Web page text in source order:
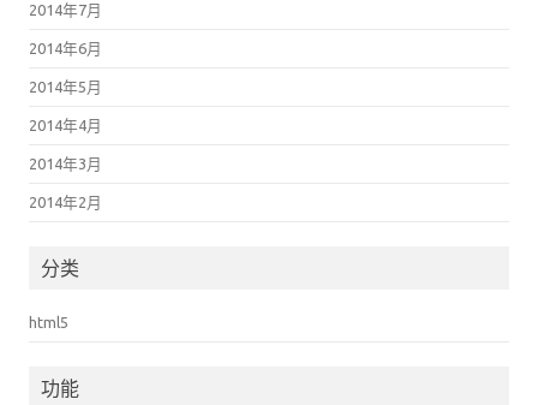
2014年7月
2014年6月
2014年5月
2014年4月
2014年3月
2014年2月
分类
html5
功能